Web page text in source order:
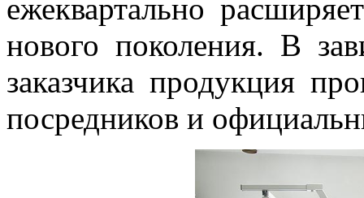
ежеквартально
нового поколения. В
заказчика продукция
посредников и